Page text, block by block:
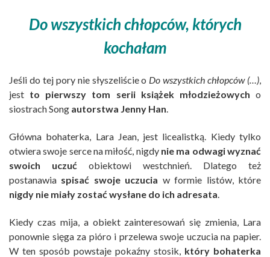
Do wszystkich chłopców, których
kochałam
Jeśli do tej pory nie słyszeliście o Do wszystkich chłopców (…)
jest to pierwszy tom serii książek młodzieżowych o
siostrach Song autorstwa Jenny Han
Główna bohaterka, Lara Jean, jest licealistką. Kiedy tylko
otwiera swoje serce na miłość, nigdy nie ma odwagi wyznać
swoich uczuć obiektowi westchnień. Dlatego też
postanawia spisać swoje uczucia w formie listów, które
nigdy nie miały zostać wysłane do ich adresata
Kiedy czas mija, a obiekt zainteresowań się zmienia, Lara
ponownie sięga za pióro i przelewa swoje uczucia na papier.
W ten sposób powstaje pokaźny stosik, który bohaterka